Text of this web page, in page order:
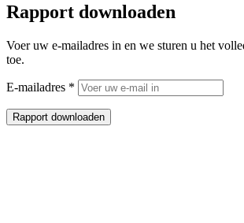
Rapport downloaden
Voer uw e-mailadres in en we sturen u het
toe.
E-mailadres *
Rapport downloaden